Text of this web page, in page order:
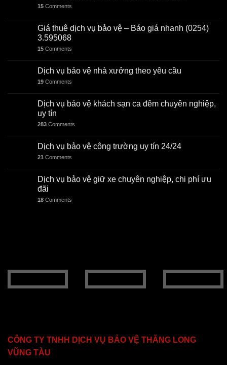
15 Comments
Giá thuê dịch vụ bảo vệ – Báo giá nhanh (0254)
3.595068
15 Comments
Dịch vụ bảo vệ nhà xưởng theo yêu cầu
19 Comments
Dịch vụ bảo vệ khách sạn ca đêm chuyên nghiệp,
uy tín
283 Comments
Dịch vụ bảo vệ công trường uy tín 24/24
21 Comments
Dịch vụ bảo vệ giữ xe chuyên nghiệp, chi phí ưu
đãi
18 Comments
CÔNG TY TNHH DỊCH VỤ BẢO VỆ THĂNG LONG
VŨNG TÀU